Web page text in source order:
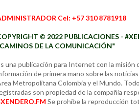
Cel: +57 310 8781918
© 2022 PUBLICACIONES -
DE LA COMUNICACIÓN"
una publicación para Internet con la misión
de primera mano sobre las
Metropolitana Colombia y el Mundo.
son propiedad de la compañía
Se prohíbe la reproducción